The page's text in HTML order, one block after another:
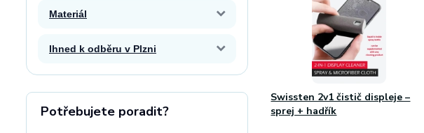
Materiál
Ihned k odběru v Plzni
Potřebujete poradit?
Swissten 2v1 čistič displeje –
sprej + hadřík